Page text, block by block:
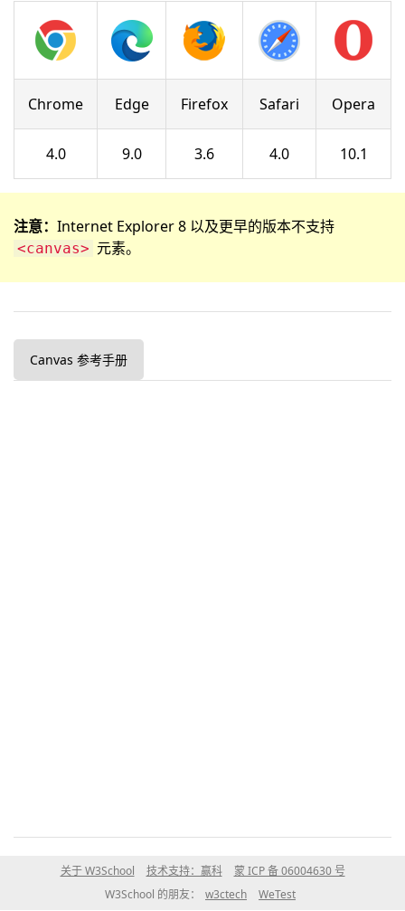
Chrome Edge Firefox Safari Opera
4.0 9.0 3.6 4.0 10.1
注意： Internet Explorer 8 以及更早的版本不支持
<canvas> 元素。
Canvas 参考手册
关于 W3School 技术支持：赢科
蒙 ICP 备 06004630 号
W3School 的朋友：
w3ctech WeTest